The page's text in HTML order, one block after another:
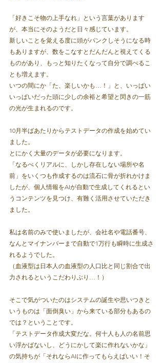
「好きこそ物の上手なれ」という言葉があります
が、本当にそのようだと日々感じています。
新しいことを覚える度に頭がパンクしそうになる時
もありますが、数をこなすとだんだんと視えてくる
ものがあり、もっと知りたくなって自分で調べるこ
とも増えます。
いつの間にか「た、楽しいかも…！」と、いっぱい
いっぱいだった頭に少しの余裕と希望と閃きの一筋
の光が生まれるのです。
10月半ばあたりからテストデータの作成を始めてい
ました。
とにかく大量のデータが必要になります。
「なるべくリアルに、しかし存在しない場所や名
前」をいくつも作成するのは流石に骨が折れかけま
したが、個人情報をAIが自動で生成してくれるとい
うコンテンツを見つけ、有難く活用させていただき
ました。
私は名前のみで使いましたが、会社名や電話番号、
なんとマイナンバーまで自動で1万行も瞬時に生成さ
れるようでした。
（血液型は日本人の血液型の人口比と同じ割合で出
力されるというこだわりぶり…！）
そこで気がついたのはシステムの誕生や思いつきと
いうものは「面倒臭い」から来ている部分もあるの
では？ということです。
「テストデータ作成大変だな。何十人も人の名前思
い浮かばないし、どうにかして楽に作れないかな」
の気持ちが「それならAIに作ってもらえばいい！そ